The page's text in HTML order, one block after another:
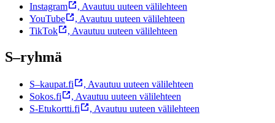
Instagram
, Avautuu uuteen välilehteen
YouTube
, Avautuu uuteen välilehteen
TikTok
, Avautuu uuteen välilehteen
S–ryhmä
S–kaupat.fi , Avautuu uuteen välilehteen
Sokos.fi
, Avautuu uuteen välilehteen
S-Etukortti.fi
, Avautuu uuteen välilehteen